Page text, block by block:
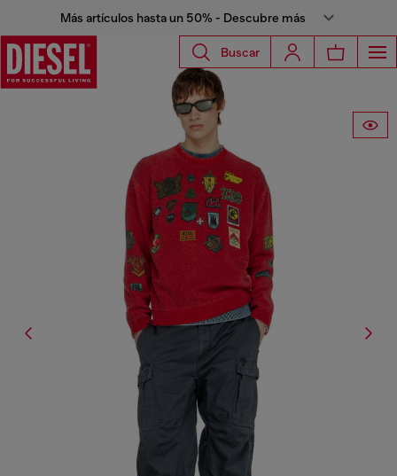
Más artículos hasta un 50% - Descubre más
Buscar